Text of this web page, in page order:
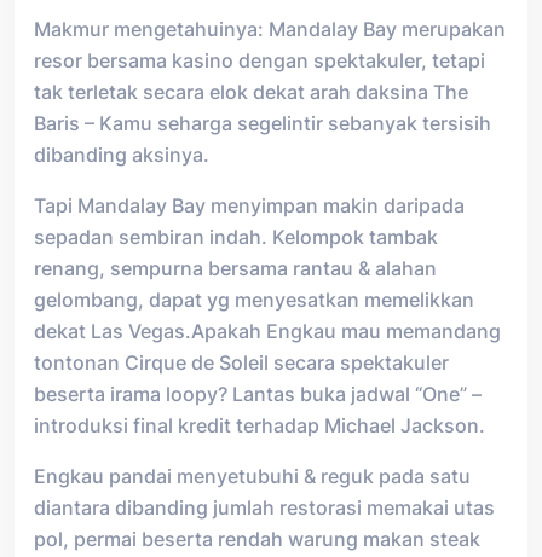
Makmur mengetahuinya: Mandalay Bay merupakan
resor bersama kasino dengan spektakuler, tetapi
tak terletak secara elok dekat arah daksina The
Baris – Kamu seharga segelintir sebanyak tersisih
dibanding aksinya.
Tapi Mandalay Bay menyimpan makin daripada
sepadan sembiran indah. Kelompok tambak
renang, sempurna bersama rantau & alahan
gelombang, dapat yg menyesatkan memelikkan
dekat Las Vegas.Apakah Engkau mau memandang
tontonan Cirque de Soleil secara spektakuler
beserta irama loopy? Lantas buka jadwal “One” –
introduksi final kredit terhadap Michael Jackson.
Engkau pandai menyetubuhi & reguk pada satu
diantara dibanding jumlah restorasi memakai utas
pol, permai beserta rendah warung makan steak